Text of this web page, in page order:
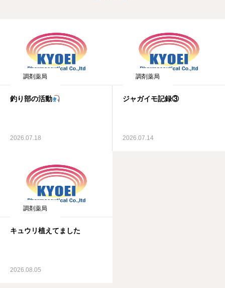
調剤薬局
釣り部の活動
2026.07.18
調剤薬局
ジャガイモ記録③
2026.07.14
調剤薬局
キュウリ植えてました
2026.08.05